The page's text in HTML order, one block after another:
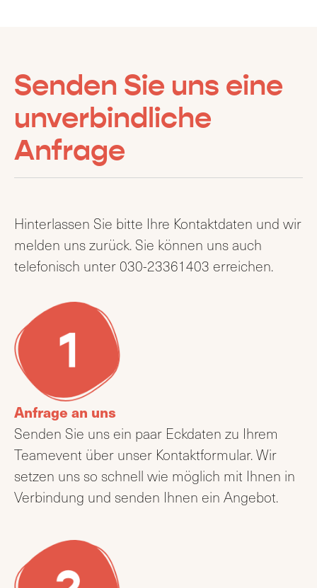
Senden Sie uns eine
unverbindliche
Anfrage
Hinterlassen Sie bitte Ihre Kontaktdaten und wir
melden uns zurück. Sie können uns auch
telefonisch unter 030-23361403 erreichen.
Anfrage an uns
Senden Sie uns ein paar Eckdaten zu Ihrem
Teamevent über unser Kontaktformular. Wir
setzen uns so schnell wie möglich mit Ihnen in
Verbindung und senden Ihnen ein Angebot.